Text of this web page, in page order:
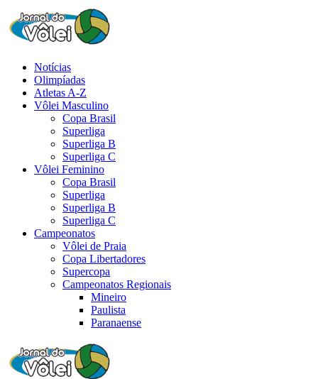
Notícias
Olimpíadas
Atletas A-Z
Vôlei Masculino
Copa Brasil
Superliga
Superliga B
Superliga C
Vôlei Feminino
Copa Brasil
Superliga
Superliga B
Superliga C
Campeonatos
Vôlei de Praia
Copa Libertadores
Supercopa
Campeonatos Regionais
Mineiro
Paulista
Paranaense